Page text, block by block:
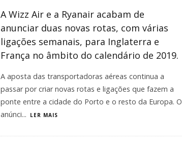
A Wizz Air e a Ryanair acabam de
anunciar duas novas rotas, com várias
ligações semanais, para Inglaterra e
França no âmbito do calendário de 2019.
A aposta das transportadoras aéreas continua a
passar por criar novas rotas e ligações que fazem a
ponte entre a cidade do Porto e o resto da Europa. O
anúnci... LER MAIS